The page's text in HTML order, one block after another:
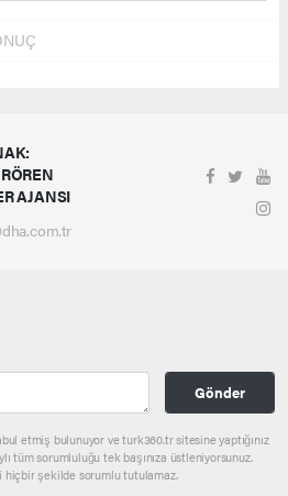
AJANSI
Gönder
etmiş bulunuyor ve turk360.tr sitesine yaptığınız
tüm sorumluluğu tek başınıza üstleniyorsunuz.
hiçbir şekilde sorumlu tutulamaz.